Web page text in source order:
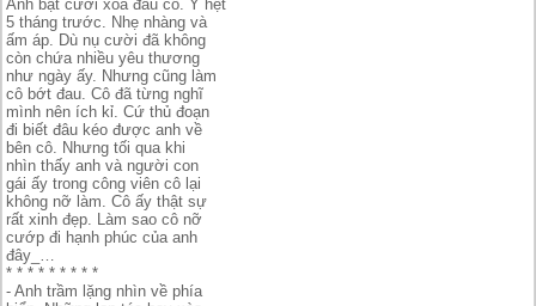
Anh bật cười xoa đầu cô. Y hệt
5 tháng trước. Nhẹ nhàng và
ấm áp. Dù nụ cười đã không
còn chứa nhiều yêu thương
như ngày ấy. Nhưng cũng làm
cô bớt đau. Cô đã từng nghĩ
mình nên ích kỉ. Cứ thủ đoạn
đi biết đâu kéo được anh về
bên cô. Nhưng tối qua khi
nhìn thấy anh và người con
gái ấy trong công viên cô lại
không nỡ làm. Cô ấy thật sự
rất xinh đẹp. Làm sao cô nỡ
cướp đi hạnh phúc của anh
đây_…
* * * * * * * * *
- Anh trầm lặng nhìn về phía